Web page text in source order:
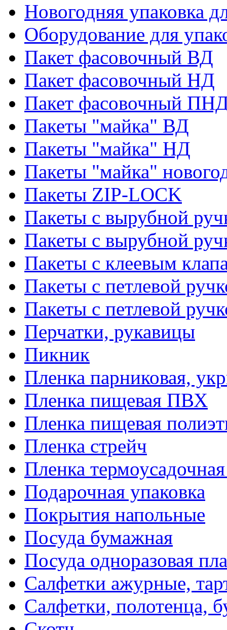
Новогодняя упаковка
Оборудование для
Пакет фасовочный ВД
Пакет фасовочный НД
Пакет фасовочный
Пакеты "майка" ВД
Пакеты "майка" НД
Пакеты "майка"
Пакеты ZIP-LOCK
Пакеты с вырубной
Пакеты с вырубной
Пакеты с клеевым
Пакеты с петлевой
Пакеты с петлевой
Перчатки, рукавицы
Пикник
Пленка парниковая,
Пленка пищевая ПВХ
Пленка пищевая
Пленка стрейч
Пленка
Подарочная упаковка
Покрытия напольные
Посуда бумажная
Посуда одноразовая
Салфетки ажурные,
Салфетки, полотенца,